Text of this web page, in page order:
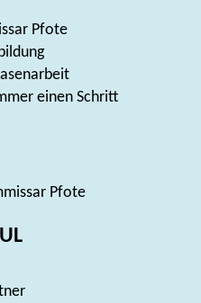
Pfote
einen Schritt